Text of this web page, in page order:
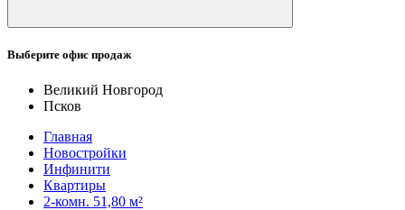
Выберите офис продаж
Великий Новгород
Псков
Главная
Новостройки
Инфинити
Квартиры
2-комн. 51,80 м²